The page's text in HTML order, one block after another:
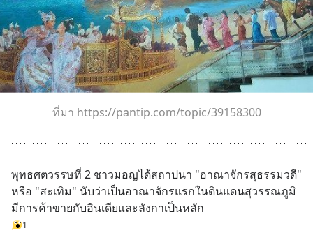
ที่มา https://pantip.com/topic/39158300
พุทธศตวรรษที่ 2 ชาวมอญได้สถาปนา "อาณาจักรสุธรรมวดี"
หรือ "สะเทิม" นับว่าเป็นอาณาจักรแรกในดินแดนสุวรรณภูมิ
มีการค้าขายกับอินเดียและลังกาเป็นหลัก
1